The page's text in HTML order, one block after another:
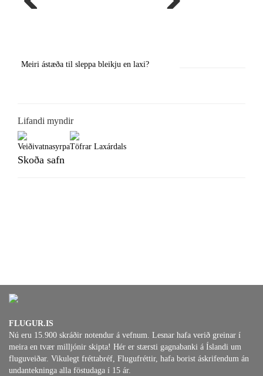
Meiri ástæða til sleppa bleikju en laxi?
Lifandi myndir
VeiðivatnasyrpaTöfrar Laxárdals
Skoða safn
FLUGUR.IS
Nú eru 15.900 skráðir notendur á vefnum. Lesnar hafa verið greinar í
meira en tvær milljónir skipta! Hér er stærsti gagnabanki á Íslandi um
fluguveiðar. Vikulegt fréttabréf, Flugufréttir, hafa borist áskrifendum án
undantekninga alla föstudaga í 15 ár.